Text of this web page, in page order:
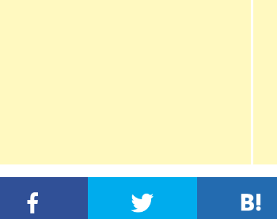
FACEBOOKでシェア TWITTERで